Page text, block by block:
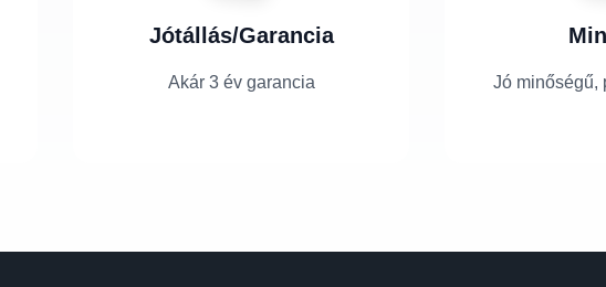
Jótállás/Garancia
Akár 3 év garancia Jó minőségű,